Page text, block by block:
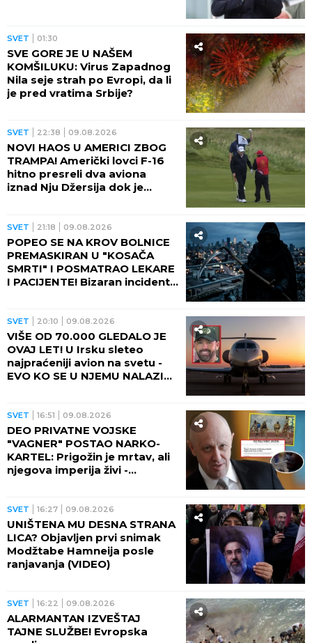
SVET 01:30
SVE GORE JE U NAŠEM
KOMŠILUKU: Virus Zapadnog
Nila seje strah po Evropi, da li
je pred vratima Srbije?
SVET 22:38 09.08.2026
NOVI HAOS U AMERICI ZBOG
TRAMPA! Američki lovci F-16
hitno presreli dva aviona
iznad Nju Džersija dok je
SVET 21:18 09.08.2026
POPEO SE NA KROV BOLNICE
PREMASKIRAN U "KOSAČA
SMRTI" I POSMATRAO LEKARE
I PACIJENTE! Bizaran incident
SVET 20:10 09.08.2026
VIŠE OD 70.000 GLEDALO JE
OVAJ LET! U Irsku sleteo
najpraćeniji avion na svetu -
EVO KO SE U NJEMU NALAZIO i
SVET 16:51 09.08.2026
DEO PRIVATNE VOJSKE
"VAGNER" POSTAO NARKO-
KARTEL: Prigožin je mrtav, ali
njegova imperija živi -
SVET 16:27 09.08.2026
UNIŠTENA MU DESNA STRANA
LICA? Objavljen prvi snimak
Modžtabe Hamneija posle
ranjavanja (VIDEO)
SVET 16:22 09.08.2026
ALARMANTAN IZVEŠTAJ
TAJNE SLUŽBE! Evropska